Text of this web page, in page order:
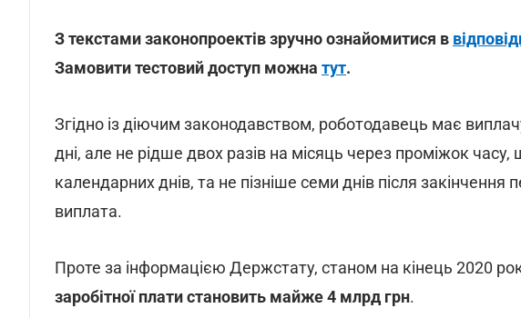
З текстами законопроектів зручно ознайомитися в
Замовити тестовий доступ можна тут.
Згідно із діючим законодавством, роботодавець має
дні, але не рідше двох разів на місяць через проміжок
календарних днів, та не пізніше семи днів після закінчення
виплата.
Проте за інформацією Держстату, станом на кінець 2020
заробітної плати становить майже 4 млрд грн.